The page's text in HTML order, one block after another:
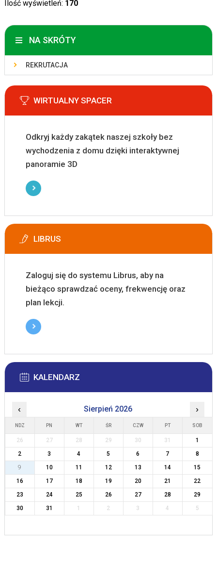
Ilość wyświetleń: 170
NA SKRÓTY
REKRUTACJA
WIRTUALNY SPACER
Odkryj każdy zakątek naszej szkoły bez
wychodzenia z domu dzięki interaktywnej
panoramie 3D
LIBRUS
Zaloguj się do systemu Librus, aby na
bieżąco sprawdzać oceny, frekwencję oraz
plan lekcji.
KALENDARZ
‹ Sierpień 2026 ›
NDZ PN WT ŚR CZW PT SOB
26 27 28 29 30 31
1
2
3 4 5 6 7
8
9
10 11 12 13 14
15
16
17 18 19 20 21
22
23
24 25 26 27 28
29
30
31 1 2 3 4 5